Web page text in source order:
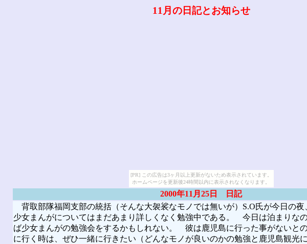
11月の日記とお知らせ
[PR] この広告は3ヶ月以上更新がないため表示されています。
ホームページを更新後24時間以内に表示されなくなります。
2000年11月25日 日記
背取部隊福岡支部の統括（そんな大袈裟なモノでは無いが）S.O氏が今日の
少女まんがについてはまだあまり詳しくなく勉強中である。 今日は泊まりな
ば少女まんがの勉強会をするかもしれない。 彼は鹿児島に行った事がないと
に行く時は、ぜひ一緒に行きたい（どんなモノが良いのかの勉強と鹿児島観